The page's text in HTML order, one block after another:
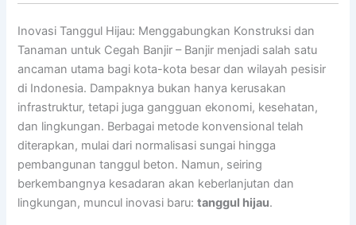
Inovasi Tanggul Hijau: Menggabungkan Konstruksi dan
Tanaman untuk Cegah Banjir – Banjir menjadi salah satu
ancaman utama bagi kota-kota besar dan wilayah pesisir
di Indonesia. Dampaknya bukan hanya kerusakan
infrastruktur, tetapi juga gangguan ekonomi, kesehatan,
dan lingkungan. Berbagai metode konvensional telah
diterapkan, mulai dari normalisasi sungai hingga
pembangunan tanggul beton. Namun, seiring
berkembangnya kesadaran akan keberlanjutan dan
lingkungan, muncul inovasi baru:tanggul hijau.